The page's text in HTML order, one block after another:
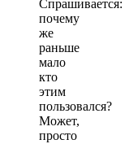
Спрашивается:
почему
же
раньше
мало
кто
этим
пользовался?
Может,
просто